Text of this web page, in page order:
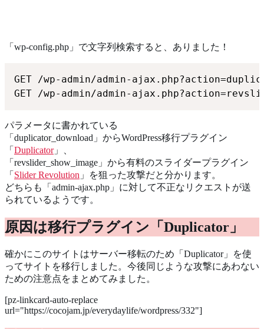
「wp-config.php」で文字列検索すると、ありました！
GET /wp-admin/admin-
GET /wp-admin/admin-
パラメータに書かれている
「duplicator_download」からWordPress移行プラグイン
「 Duplicator」、
「revslider_show_image」から有料のスライダープラグイン
「 Slider Revolution 」を狙った攻撃だと分かります。
どちらも「admin-ajax.php」に対して不正なリクエストが送
られているようです。
原因は移行プラグイン「Duplicator」
確かにこのサイトはサーバー移転のため「Duplicator」を使
ってサイトを移行しました。今後同じような攻撃にあわない
ための注意点をまとめてみました。
[pz-linkcard-auto-replace
url="https://cocojam.jp/everydaylife/wordpress/332"]